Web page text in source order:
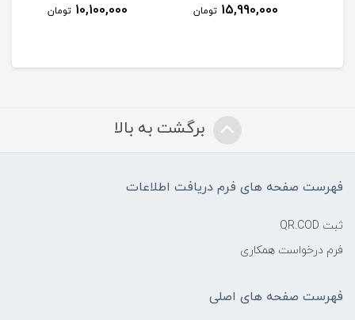
15,990,000 تومان 10,100,000 تومان
برگشت به بالا
فهرست صفحه های فرم دریافت اطلاعات
ثبت QR.COD
فرم درخواست همکاری
فهرست صفحه های اصلی